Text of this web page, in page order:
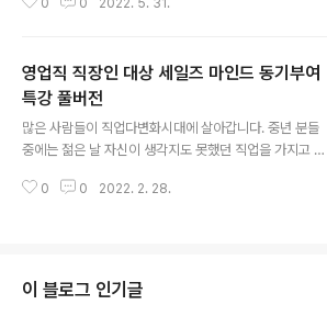
향적인 사람이 아닌지 여쭤보는 경우가 종종 있습니다. 오
민을 하는 분들에게도 도움이 될 것 같아서 공유해봅니다.
여러분은 ‘도전적인 사람’은 어떤 사람이라고 생각하시나
요?! 유튜브로 보기: https://youtu.be/mqIwGmlDMrA
서른번 직업을 바꿔야만 했던 남자, 저자 인터뷰 1부 Q. ‘도
부탁드립니다 Q. 서른번 직업을 바꾸신 이력이 굉장히 특
0 0 2022. 5. 31.
영업직 직장인 대상 세일즈 마인드 동기부여
특강 풀버전
많은 사람들이 직업다변화시대에 살아갑니다. 중년 분들
중에는 젊은 날 자신이 생각지도 못했던 직업을 가지고 살
거칠 거라곤 상상도 못했습니다. 지금 초등학생이 성인이
직무 중에 하나인데요. 젊은 날의 저도 생각지도 않았던 영
업직 경험을 해본 덕분에 모든 일에 더 적극적으로 도전할
0 0 2022. 2. 28.
이 블로그 인기글